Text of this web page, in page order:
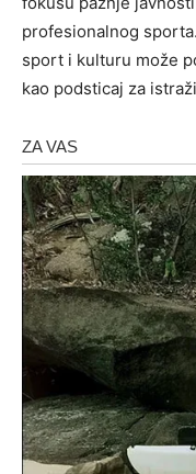
profesionalnog
sport i kulturu može
kao podsticaj za